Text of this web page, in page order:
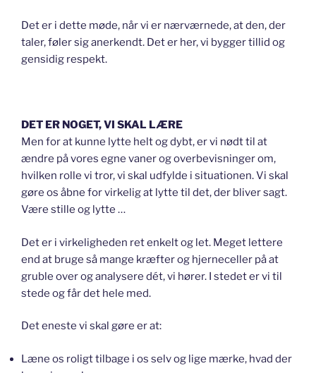
Det er i dette møde, når vi er nærværnede, at den, der
taler, føler sig anerkendt. Det er her, vi bygger tillid og
gensidig respekt.
DET ER NOGET, VI SKAL LÆRE
Men for at kunne lytte helt og dybt, er vi nødt til at
ændre på vores egne vaner og overbevisninger om,
hvilken rolle vi tror, vi skal udfylde i situationen. Vi skal
gøre os åbne for virkelig at lytte til det, der bliver sagt.
Være stille og lytte …
Det er i virkeligheden ret enkelt og let. Meget lettere
end at bruge så mange kræfter og hjerneceller på at
gruble over og analysere dét, vi hører. I stedet er vi til
stede og får det hele med.
Det eneste vi skal gøre er at:
Læne os roligt tilbage i os selv og lige mærke, hvad der